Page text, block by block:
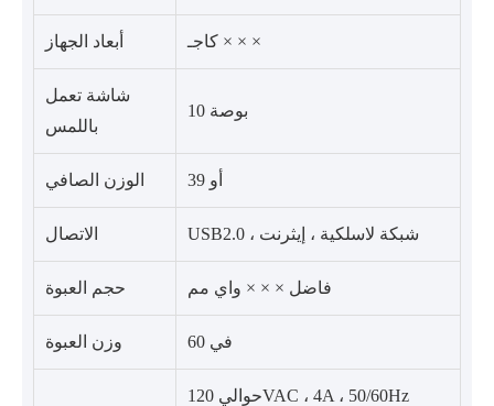
أبعاد الجهاز كاجـ × × ×
شاشة تعمل
باللمس
10 بوصة
الوزن الصافي 39 أو
الاتصال USB2.0 ، شبكة لاسلكية ، إيثرنت
حجم العبوة فاضل × × × واي مم
وزن العبوة 60 في
حوالي 120VAC ، 4A ، 50/60Hz